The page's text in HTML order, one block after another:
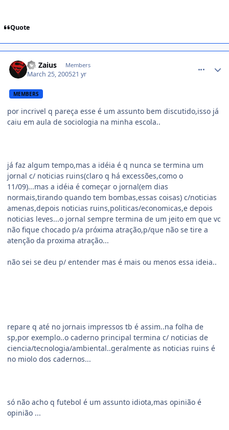
Quote
dr. Zaius Members
March 25, 200521 yr
MEMBERS
por incrivel q pareça esse é um assunto bem discutido,isso já
caiu em aula de sociologia na minha escola..
já faz algum tempo,mas a idéia é q nunca se termina um
jornal c/ noticias ruins(claro q há excessões,como o
11/09)...mas a idéia é começar o jornal(em dias
normais,tirando quando tem bombas,essas coisas) c/noticias
amenas,depois noticias ruins,politicas/economicas,e depois
noticias leves...o jornal sempre termina de um jeito em que vc
não fique chocado p/a próxima atração,p/que não se tire a
atenção da proxima atração...
não sei se deu p/ entender mas é mais ou menos essa ideia..
repare q até no jornais impressos tb é assim..na folha de
sp,por exemplo..o caderno principal termina c/ noticias de
ciencia/tecnologia/ambiental..geralmente as noticias ruins é
no miolo dos cadernos...
só não acho q futebol é um assunto idiota,mas opinião é
opinião ...